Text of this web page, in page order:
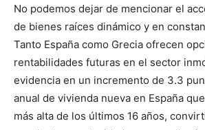
No podemos dejar de mencionar el
de bienes raíces dinámico y en
Tanto España como Grecia ofrecen
rentabilidades futuras en el sector
evidencia en un incremento de 3.3
anual de vivienda nueva en España
más alta de los últimos 16 años,